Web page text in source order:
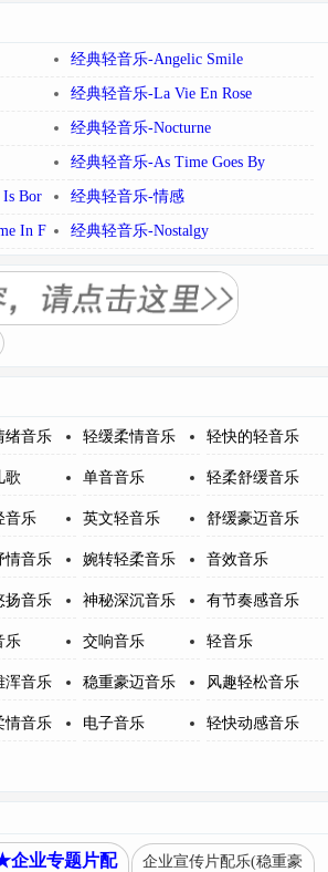
经典轻音乐-Angelic Smile
经典轻音乐-La Vie En Rose
经典轻音乐-Nocturne
经典轻音乐-As Time Goes By
Bor 经典轻音乐-情感
In F 经典轻音乐-Nostalgy
绪音乐 轻缓柔情音乐 轻快的轻音乐
歌 单音音乐 轻柔舒缓音乐
音乐 英文轻音乐 舒缓豪迈音乐
情音乐 婉转轻柔音乐 音效音乐
扬音乐 神秘深沉音乐 有节奏感音乐
乐 交响音乐 轻音乐
浑音乐 稳重豪迈音乐 风趣轻松音乐
情音乐 电子音乐 轻快动感音乐
业专题片配
企业宣传片配乐(稳重豪